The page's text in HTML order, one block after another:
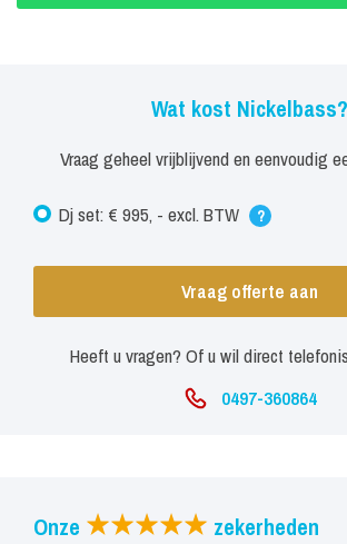
Wat kost Nickelbass?
Vraag geheel vrijblijvend en eenvoudig
Dj set: € 995, - excl. BTW ?
Vraag offerte aan
Heeft u vragen? Of u wil direct
0497-360864
Onze zekerheden